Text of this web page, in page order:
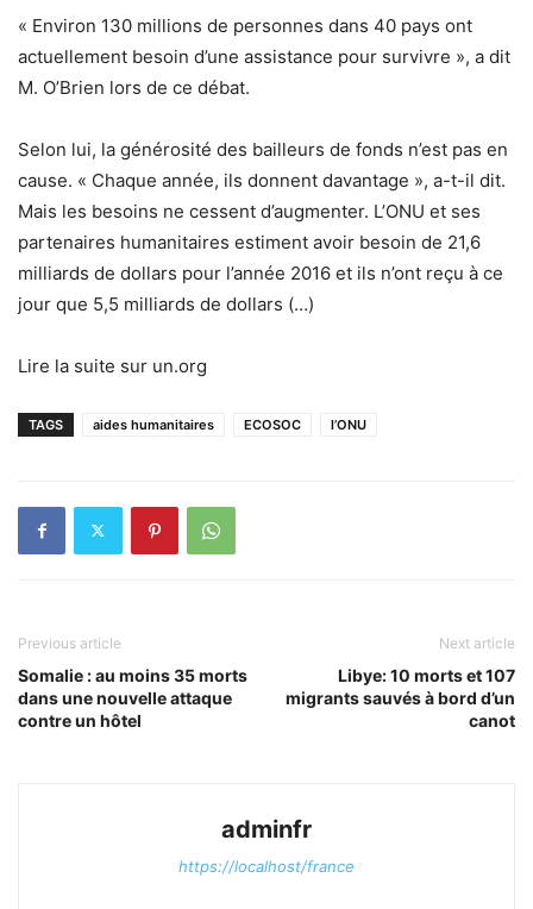
« Environ 130 millions de personnes dans 40 pays ont
actuellement besoin d’une assistance pour survivre », a dit
M. O’Brien lors de ce débat.
Selon lui, la générosité des bailleurs de fonds n’est pas en
cause. « Chaque année, ils donnent davantage », a-t-il dit.
Mais les besoins ne cessent d’augmenter. L’ONU et ses
partenaires humanitaires estiment avoir besoin de 21,6
milliards de dollars pour l’année 2016 et ils n’ont reçu à ce
jour que 5,5 milliards de dollars (…)
Lire la suite sur un.org
TAGS aides humanitaires ECOSOC l’ONU
Previous article
Somalie : au moins 35 morts
dans une nouvelle attaque
contre un hôtel
Next article
Libye: 10 morts et 107
migrants sauvés à bord d’un
canot
adminfr
https://localhost/france